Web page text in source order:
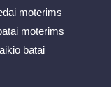
moterims
moterims
batai